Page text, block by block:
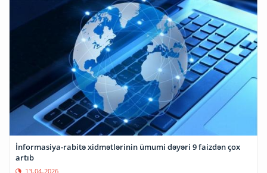
İnformasiya-rabitə xidmətlərinin ümumi dəyəri 9 faizdən çox
artıb
13-04-2026